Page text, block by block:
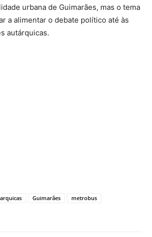
urbana de Guimarães, mas o tema
a alimentar o debate político até às
autárquicas.
Guimarães
metrobus